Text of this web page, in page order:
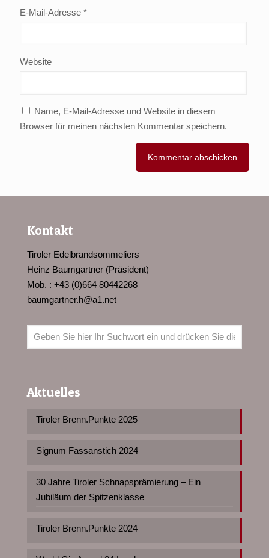
E-Mail-Adresse *
Website
Name, E-Mail-Adresse und Website in diesem
Browser für meinen nächsten Kommentar speichern.
Kontakt
Tiroler Edelbrandsommeliers
Heinz Baumgartner (Präsident)
Mob. : +43 (0)664 80442268
baumgartner.h@a1.net
Aktuelles
Tiroler Brenn.Punkte 2025
Signum Fassanstich 2024
30 Jahre Tiroler Schnapsprämierung – Ein
Jubiläum der Spitzenklasse
Tiroler Brenn.Punkte 2024